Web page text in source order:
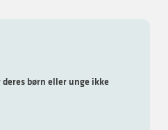
børn eller unge ikke